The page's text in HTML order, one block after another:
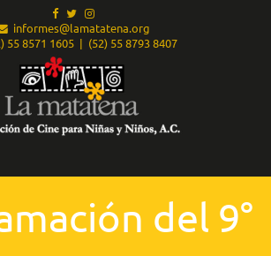
informes@lamatatena.org
55 8571 1605 | (52) 55 8793 8407
del 9°